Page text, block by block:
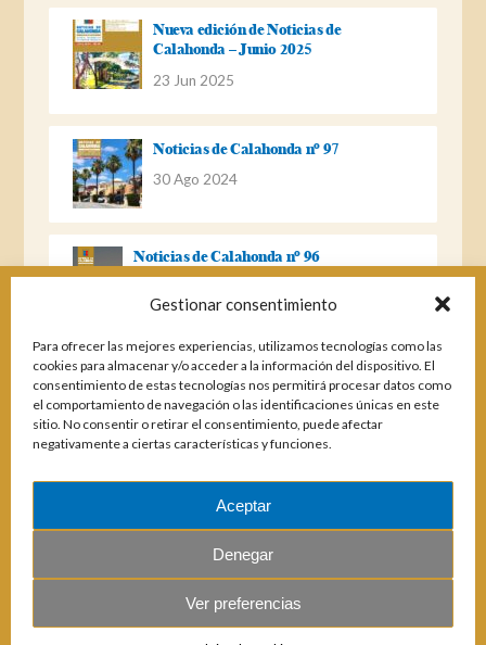
Gestionar consentimiento
Para ofrecer las mejores experiencias, utilizamos tecnologías como las
cookies para almacenar y/o acceder a la información del dispositivo. El
consentimiento de estas tecnologías nos permitirá procesar datos como
el comportamiento de navegación o las identificaciones únicas en este
sitio. No consentir o retirar el consentimiento, puede afectar
negativamente a ciertas características y funciones.
Aceptar
Denegar
Ver preferencias
Nueva edición de Noticias de
Calahonda – Junio 2025
23 Jun 2025
Noticias de Calahonda nº 97
30 Ago 2024
Noticias de Calahonda nº 96
Noticias de Calahonda Nº 95
04 Ene 2023